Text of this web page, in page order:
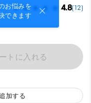
お悩みを
できます
4.8(12)
トに入れる
加する